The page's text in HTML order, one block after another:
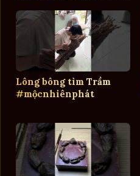
Lông bông tìm Trầm
#mộcnhiênphát